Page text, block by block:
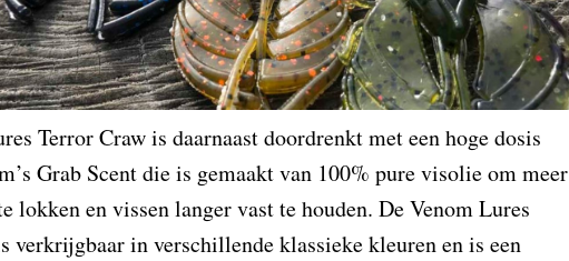
Terror Craw is daarnaast doordrenkt met een hoge dosis
Grab Scent die is gemaakt van 100% pure visolie om meer
lokken en vissen langer vast te houden. De Venom Lures
verkrijgbaar in verschillende klassieke kleuren en is een